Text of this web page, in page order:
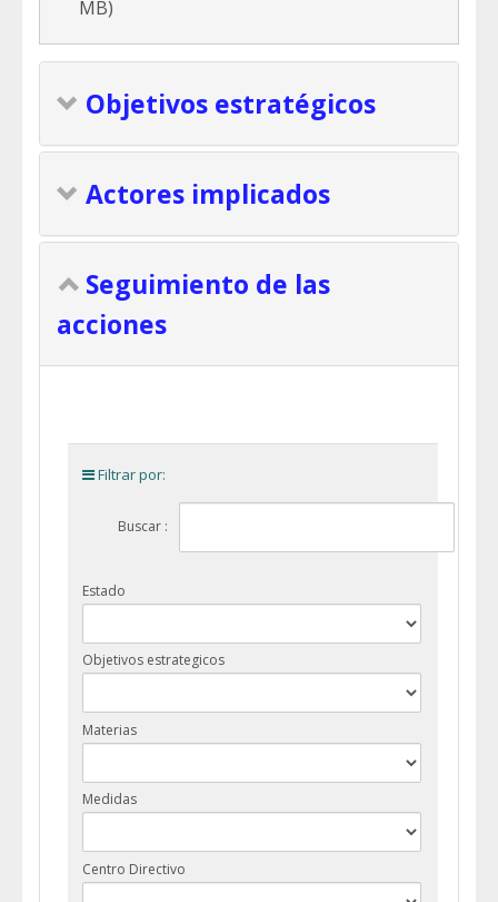
MB)
Objetivos estratégicos
Actores implicados
Seguimiento de las
acciones
Filtrar por:
Buscar :
Estado
Objetivos estrategicos
Materias
Medidas
Centro Directivo